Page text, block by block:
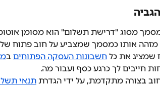
מסוג "דרישת תשלום" הוא מסומן
מזהה אותו כמסמך שמצביע על חוב פתוח של
שמציג את כל חשבונות העסקה הפתוחים ב
חייבים לך כרגע כסף ועבור מה.
בצורה מתקדמת, על ידי הגדרת תנאי